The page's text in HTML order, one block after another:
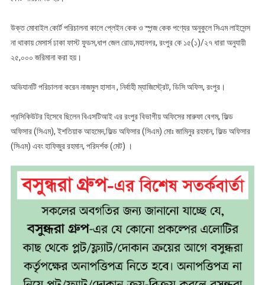
কোর্ট
পরিচালনা
উক্ত মোবাইল কোর্ট পরিচালনা কালে প্লেইন কেক ও স্পন্জ কেক পণ্যের অনুকুলে সিএম লাইসেন্স
না থাকায় মেসার্স ঢাকা ফাস্ট ফুডস,ধাপ জেল রোড,মহানগর, রংপুর কে ১৫(১)/২৭ ধারা অনুযায়ী
২৫,০০০ জরিমানা করা হয়।
অভিযানটি পরিচালনা করেন নাজমুল হাসান , নির্বাহী ম্যাজিস্ট্রেট, ডিসি অফিস, রংপুর।
প্রসিকিউটর হিসেবে ছিলেন বিএসটিআই এর রংপুর বিভাগীয় অফিসের মারুফা বেগম, ফিল্ড
অফিসার (সিএম), ইশতিয়াক আহমেদ,ফিল্ড অফিসার (সিএম) মোঃ জামিনুর রহমান, ফিল্ড অফিসার
(সিএম) এবং হাফিজুর রহমান, পরিদর্শক (মেট) ।